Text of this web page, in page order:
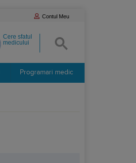
Contul Meu
Cere sfatul
medicului
Programari medic